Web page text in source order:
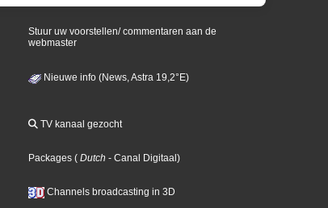
Stuur uw voorstellen/ commentaren aan de
webmaster
Nieuwe info (News, Astra 19,2°E)
TV kanaal gezocht
Packages ( Dutch - Canal Digitaal)
Channels broadcasting in 3D